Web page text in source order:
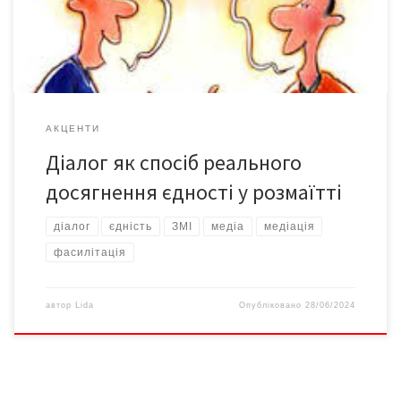
толерантність, скільки «круглих столів» проведено на теми
подолання ксенофобії, скільки дурниць зроблено під гаслами
АКЦЕНТИ
Діалог як спосіб реального
досягнення єдності у розмаїтті
діалог єдність ЗМІ медіа медіація
фасилітація
автор Lida Опубліковано28/06/2024